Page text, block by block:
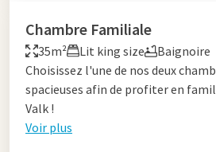
Chambre Familiale
35m² Lit king size
Baignoire
Choisissez l'une de nos deux
spacieuses afin de profiter en
Valk !
Voir plus